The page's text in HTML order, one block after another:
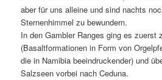
aber für uns alleine und sind nachts
Sternenhimmel zu bewundern.
In den Gambler Ranges ging es zuerst
(Basaltformationen in Form von
die in Namibia beeindruckender) und
Salzseen vorbei nach Ceduna.